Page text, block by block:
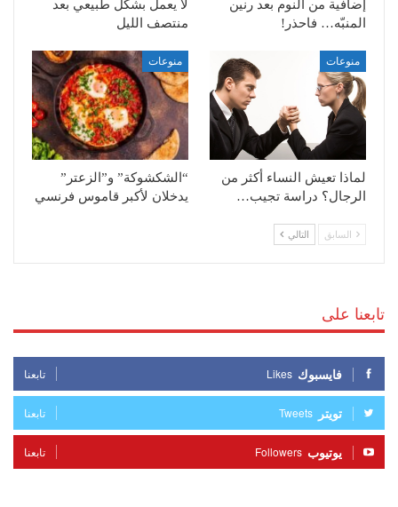
إضافية من النوم بعد رنين
المنبّه… فاحذر!
لا يعمل بشكل طبيعي بعد
منتصف الليل
منوعات
لماذا تعيش النساء أكثر من
الرجال؟ دراسة تجيب…
منوعات
“الشكشوكة” و”الزعتر”
يدخلان لأكبر قاموس فرنسي
السابق التالي
تابعنا على
فايسبوك Likes تابعنا
تويتر Tweets تابعنا
يوتيوب Followers تابعنا